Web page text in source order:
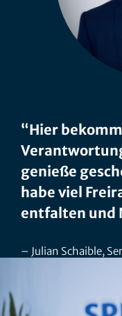
“Hier
genieße
habe viel
entfalten und
Julian Schaible,